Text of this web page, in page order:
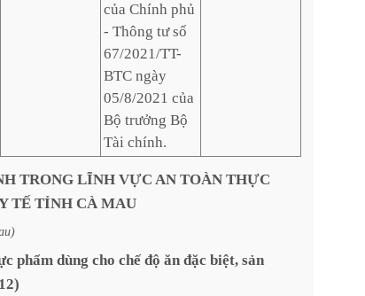
của Chính phủ
- Thông tư số
67/2021/TT-
BTC ngày
05/8/2021 của
Bộ trưởng Bộ
Tài chính.
TRONG LĨNH VỰC AN TOÀN THỰC
TẾ TỈNH CÀ MAU
phẩm dùng cho chế độ ăn đặc biệt, sản